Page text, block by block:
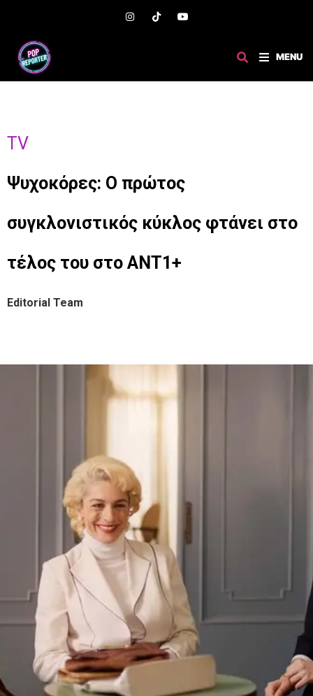
MENU
TV
Ψυχοκόρες: Ο πρώτος
συγκλονιστικός κύκλος φτάνει στο
τέλος του στο ΑΝΤ1+
Editorial Team